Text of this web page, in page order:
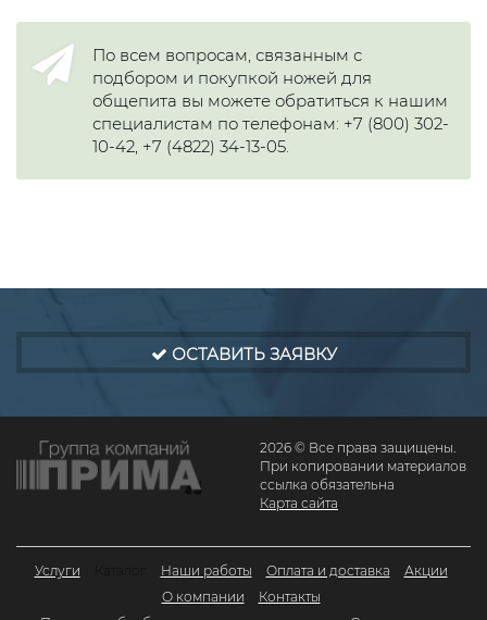
По всем вопросам, связанным с
подбором и покупкой ножей для
общепита вы можете обратиться к нашим
специалистам по телефонам: +7 (800) 302-
10-42, +7 (4822) 34-13-05.
ОСТАВИТЬ ЗАЯВКУ
2026 © Все права защищены.
При копировании материалов
ссылка обязательна
Карта сайта
Услуги Наши работы Оплата и доставка
Акции
О компании
Контакты